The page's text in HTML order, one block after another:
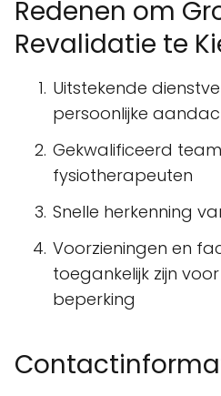
Redenen om
Revalidatie te
Uitstekende
persoonlijke
Gekwalificeerd
fysiotherapeuten
Snelle herkenning
Voorzieningen en
toegankelijk zijn
beperking